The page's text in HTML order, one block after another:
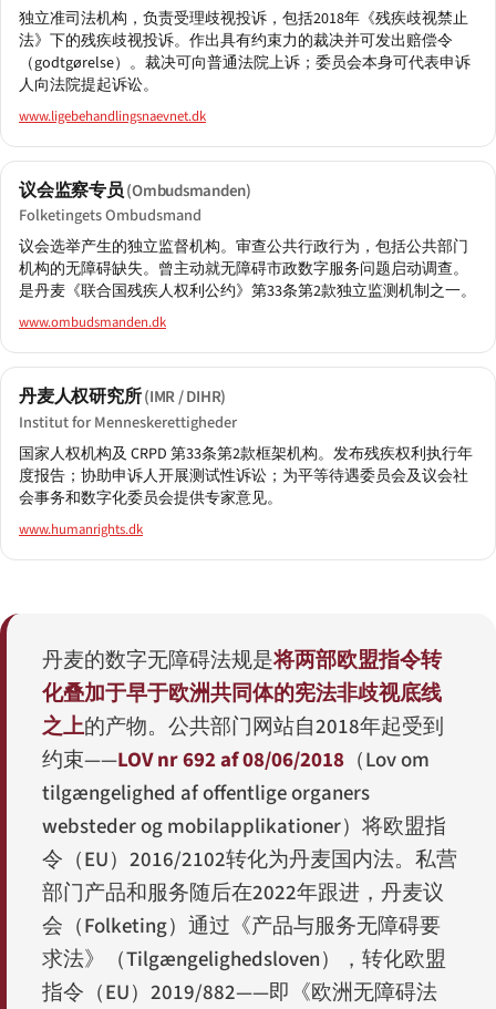
独立准司法机构，负责受理歧视投诉，包括2018年《残疾歧视禁止
法》下的残疾歧视投诉。作出具有约束力的裁决并可发出赔偿令
（godtgørelse）。裁决可向普通法院上诉；委员会本身可代表申诉
人向法院提起诉讼。
www.ligebehandlingsnaevnet.dk
议会监察专员(Ombudsmanden)
Folketingets Ombudsmand
议会选举产生的独立监督机构。审查公共行政行为，包括公共部门
机构的无障碍缺失。曾主动就无障碍市政数字服务问题启动调查。
是丹麦《联合国残疾人权利公约》第33条第2款独立监测机制之一。
www.ombudsmanden.dk
丹麦人权研究所(IMR / DIHR)
Institut for Menneskerettigheder
国家人权机构及 CRPD 第33条第2款框架机构。发布残疾权利执行年
度报告；协助申诉人开展测试性诉讼；为平等待遇委员会及议会社
会事务和数字化委员会提供专家意见。
www.humanrights.dk
丹麦的数字无障碍法规是将两部欧盟指令转
化叠加于早于欧洲共同体的宪法非歧视底线
之上的产物。公共部门网站自2018年起受到
约束——LOV nr 692 af 08/06/2018 （Lov om
tilgængelighed af offentlige organers
websteder og mobilapplikationer）将欧盟指
令（EU）2016/2102转化为丹麦国内法。私营
部门产品和服务随后在2022年跟进，丹麦议
会（Folketing）通过《产品与服务无障碍要
求法》（Tilgængelighedsloven），转化欧盟
指令（EU）2019/882——即《欧洲无障碍法